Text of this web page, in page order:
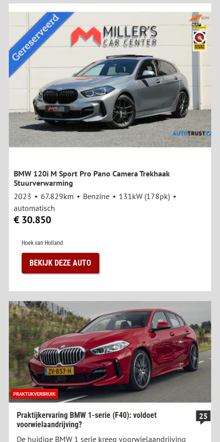
BMW 120i M Sport Pro Pano Camera Trekhaak
Stuurverwarming
2023
67.829km Benzine
131kW (178pk)
automatisch
€ 30.850
Hoek van Holland
BEKIJK DEZE AUTO
PRAKTIJKVERBRUIK
Praktijkervaring BMW 1-serie (F40): voldoet
voorwielaandrijving?
25
De huidige BMW 1 serie kreeg voorwielaandrijving